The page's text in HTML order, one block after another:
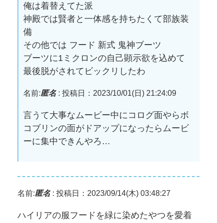
俺は着替えてた派
神殿では賢者と一体感を持ちたくて部族装
備
その他では フード 新式 鬼神ブーツ
ブーツに1ミクロンの自己顕示欲を込めて
最後脱がされてビックリしたわ
名前:匿名: 投稿日：2023/10/01(日) 21:24:09
言うて大事なムービー中にコログ面やらボ
コブリンの面がドアップになったらムービ
ーに集中できんやろ…
名前:匿名: 投稿日：2023/09/14(木) 03:48:27
ハイリアの服フードを緑に染めたやつを愛着